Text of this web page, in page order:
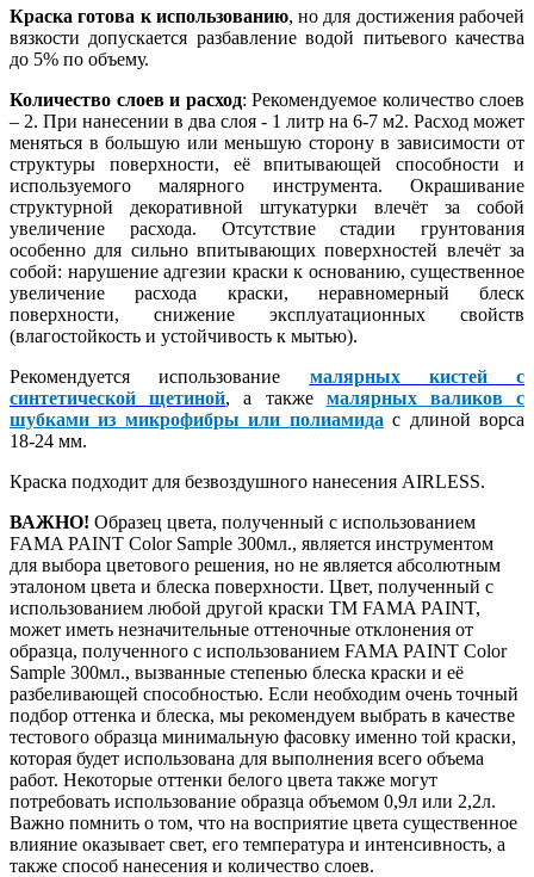
Краска готова к использованию, но для достижения рабочей
вязкости допускается разбавление водой питьевого качества
до 5% по объему.
Количество слоев и расход: Рекомендуемое количество слоев
– 2. При нанесении в два слоя - 1 литр на 6-7 м2. Расход может
меняться в большую или меньшую сторону в зависимости от
структуры поверхности, её впитывающей способности и
используемого малярного инструмента. Окрашивание
структурной декоративной штукатурки влечёт за собой
увеличение расхода. Отсутствие стадии грунтования
особенно для сильно впитывающих поверхностей влечёт за
собой: нарушение адгезии краски к основанию, существенное
увеличение расхода краски, неравномерный блеск
поверхности, снижение эксплуатационных свойств
(влагостойкость и устойчивость к мытью).
Рекомендуется использование малярных кистей с
синтетической щетиной, а также малярных валиков с
шубками из микрофибры или полиамида с длиной ворса
18-24 мм.
Краска подходит для безвоздушного нанесения AIRLESS.
ВАЖНО! Образец цвета, полученный с использованием
FAMA PAINT Color Sample 300мл., является инструментом
для выбора цветового решения, но не является абсолютным
эталоном цвета и блеска поверхности. Цвет, полученный с
использованием любой другой краски ТМ FAMA PAINT,
может иметь незначительные оттеночные отклонения от
образца, полученного с использованием FAMA PAINT Color
Sample 300мл., вызванные степенью блеска краски и её
разбеливающей способностью. Если необходим очень точный
подбор оттенка и блеска, мы рекомендуем выбрать в качестве
тестового образца минимальную фасовку именно той краски,
которая будет использована для выполнения всего объема
работ. Некоторые оттенки белого цвета также могут
потребовать использование образца объемом 0,9л или 2,2л.
Важно помнить о том, что на восприятие цвета существенное
влияние оказывает свет, его температура и интенсивность, а
также способ нанесения и количество слоев.